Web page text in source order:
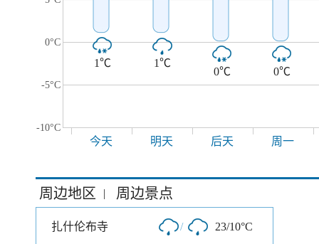
0°C
-5°C
-10°C
1℃ 1℃
0℃ 0℃
今天 明天 后天 周一
周边地区 | 周边景点
扎什伦布寺 / 23/10°C